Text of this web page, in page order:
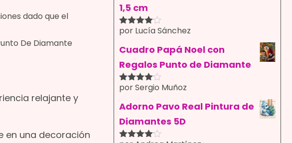
dado que el
De Diamante
relajante y
en una decoración
1,5 cm
Valorado
5
por Lucía Sánchez
Cuadro Papá Noel con
Regalos Punto de Diamante
Valorado
5
por Sergio Muñoz
Adorno Pavo Real Pintura de
Diamantes 5D